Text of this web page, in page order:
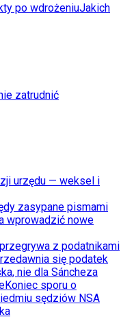
po wdrożeniuJakich
zatrudnić
urzędu — weksel i
zasypane pismami
wprowadzić nowe
z podatnikami
się podatek
nie dla Sáncheza
Koniec sporu o
sędziów NSA